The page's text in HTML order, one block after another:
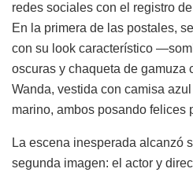
redes sociales con el registro
En la primera de las postales,
con su look característico
oscuras y chaqueta de
Wanda, vestida con camisa
marino, ambos posando felices
La escena inesperada alcanzó
segunda imagen: el actor y